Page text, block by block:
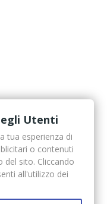
- Italia
Utenti
tua esperienza di
o contenuti
del sito. Cliccando
all'utilizzo dei